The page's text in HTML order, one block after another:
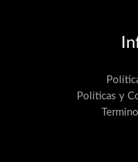
Políticas y